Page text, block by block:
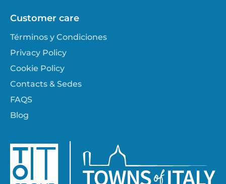
Customer care
Términos y Condiciones
Privacy Policy
Cookie Policy
Contacts & Sedes
FAQS
Blog